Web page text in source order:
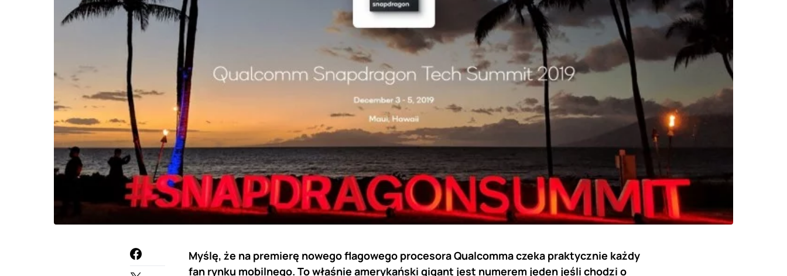
Myślę, że na premierę nowego flagowego procesora Qualcomma czeka praktycznie każdy
fan rynku mobilnego. To właśnie amerykański gigant jest numerem jeden jeśli chodzi o